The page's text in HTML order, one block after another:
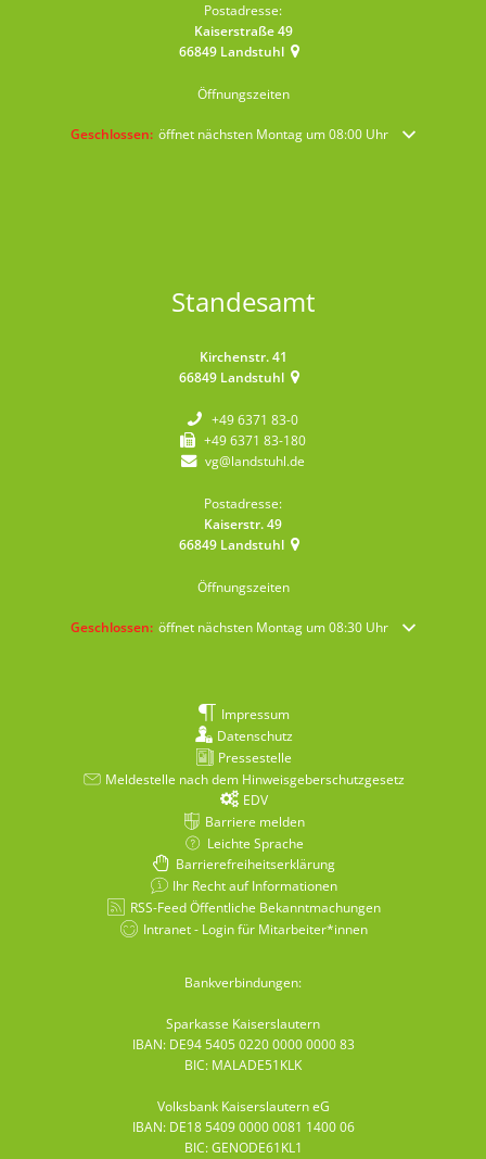
Postadresse:
Kaiserstraße 49
66849 Landstuhl
Öffnungszeiten
Klicken, um weitere Öffnungs- oder Schließzeiten auszublenden
Geschlossen: öffnet nächsten Montag um 08:00 Uhr
Standesamt
Kirchenstr. 41
66849 Landstuhl
+49 6371 83-0
+49 6371 83-180
vg@landstuhl.de
Postadresse:
Kaiserstr. 49
66849 Landstuhl
Öffnungszeiten
Klicken, um weitere Öffnungs- oder Schließzeiten auszublenden
Geschlossen: öffnet nächsten Montag um 08:30 Uhr
Impressum
Datenschutz
Pressestelle
Meldestelle nach dem Hinweisgeberschutzgesetz
EDV
Barriere melden
Leichte Sprache
Barrierefreiheitserklärung
Ihr Recht auf Informationen
RSS-Feed Öffentliche Bekanntmachungen
Intranet - Login für Mitarbeiter*innen
Bankverbindungen:
Sparkasse Kaiserslautern
IBAN: DE94 5405 0220 0000 0000 83
BIC: MALADE51KLK
Volksbank Kaiserslautern eG
IBAN: DE18 5409 0000 0081 1400 06
BIC: GENODE61KL1